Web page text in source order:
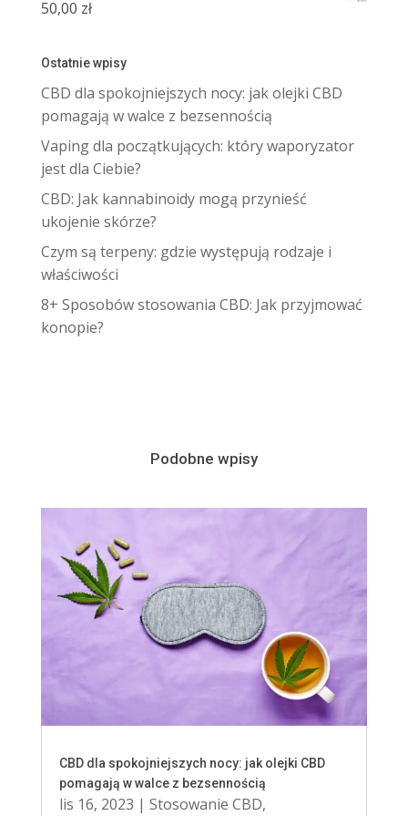
50,00 zł
Ostatnie wpisy
CBD dla spokojniejszych nocy: jak olejki CBD
pomagają w walce z bezsennością
Vaping dla początkujących: który waporyzator
jest dla Ciebie?
CBD: Jak kannabinoidy mogą przynieść
ukojenie skórze?
Czym są terpeny: gdzie występują rodzaje i
właściwości
8+ Sposobów stosowania CBD: Jak przyjmować
konopie?
Podobne wpisy
CBD dla spokojniejszych nocy: jak olejki CBD
pomagają w walce z bezsennością
lis 16, 2023 | Stosowanie CBD,